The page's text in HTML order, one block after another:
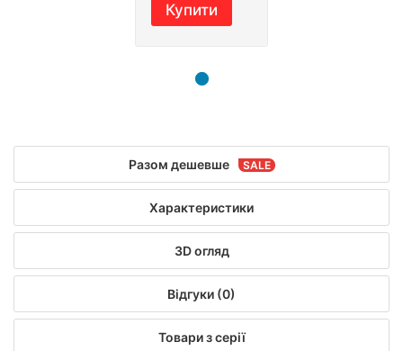
Купити
Разом дешевше
Характеристики
3D огляд
Відгуки (0)
Товари з серії